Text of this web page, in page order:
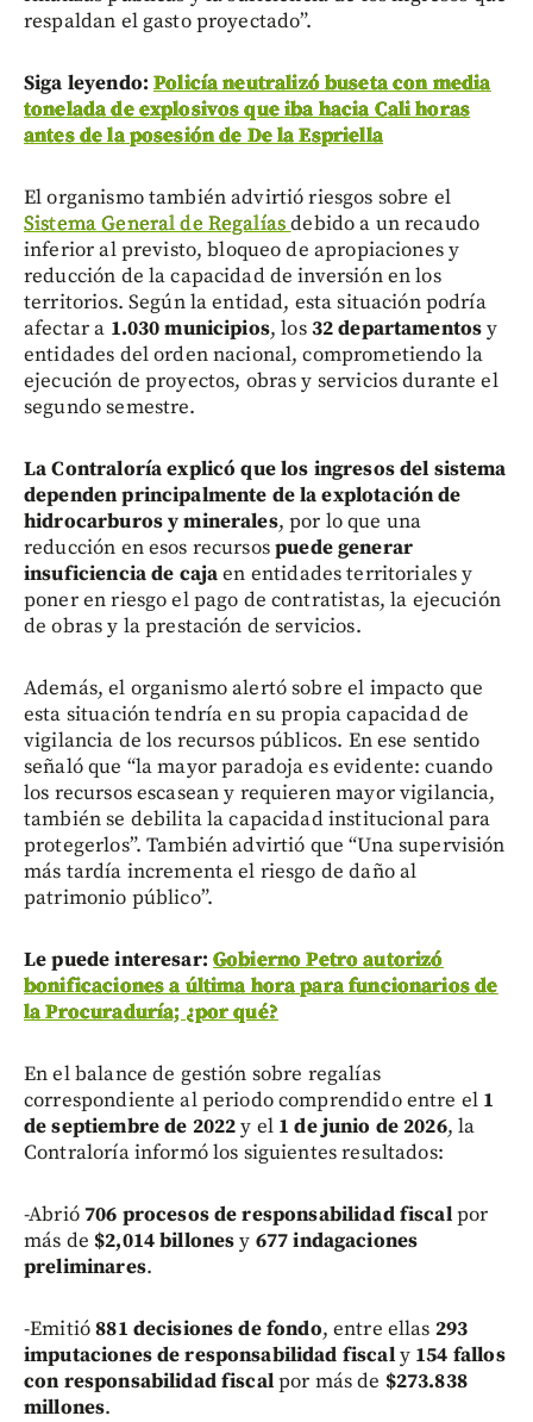
respaldan el gasto proyectado”.
Siga leyendo:Policía neutralizó buseta con media
tonelada de explosivos que iba hacia Cali horas
antes de la posesión de De la Espriella
El organismo también advirtió riesgos sobre el
Sistema General de Regalíasdebido a un recaudo
inferior al previsto, bloqueo de apropiaciones y
reducción de la capacidad de inversión en los
territorios. Según la entidad, esta situación podría
afectar a 1.030 municipios, los32 departamentosy
entidades del orden nacional, comprometiendo la
ejecución de proyectos, obras y servicios durante el
segundo semestre.
La Contraloría explicó que los ingresos del sistema
dependen principalmente de la explotación de
hidrocarburos y minerales, por lo que una
reducción en esos recursospuede generar
insuficiencia de cajaen entidades territoriales y
poner en riesgo el pago de contratistas, la ejecución
de obras y la prestación de servicios.
Además, el organismo alertó sobre el impacto que
esta situación tendría en su propia capacidad de
vigilancia de los recursos públicos. En ese sentido
señaló que “la mayor paradoja es evidente: cuando
los recursos escasean y requieren mayor vigilancia,
también se debilita la capacidad institucional para
protegerlos”. También advirtió que “Una supervisión
más tardía incrementa el riesgo de daño al
patrimonio público”.
Le puede interesar: Gobierno Petro autorizó
bonificaciones a última hora para funcionarios de
la Procuraduría; ¿por qué?
En el balance de gestión sobre regalías
correspondiente al periodo comprendido entre el 1
de septiembre de 2022y el 1 de junio de 2026, la
Contraloría informó los siguientes resultados:
-Abrió706 procesos de responsabilidad fiscalpor
más de $2,014 billonesy 677 indagaciones
preliminares.
-Emitió881 decisiones de fondo, entre ellas 293
imputaciones de responsabilidad fiscaly 154 fallos
con responsabilidad fiscalpor más de $273.838
millones.